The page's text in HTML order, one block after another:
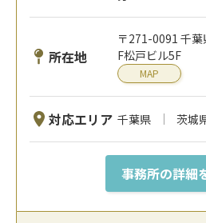
所在地
〒271-0091 千
F松戸ビル5F
MAP
対応エリア 千葉県 茨城
事務所の詳細